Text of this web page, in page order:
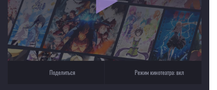
Текущее воспроизведение：Клуб создания игр!
Поделиться Режим кинотеатра:вкл